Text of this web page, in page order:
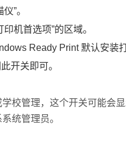
”。
机首选项”的区域。
Ready Print 默认安装打
开关即可。
校管理，这个开关可能会
统管理员。